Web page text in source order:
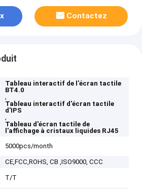
Contactez
Tableau interactif de l'écran tactile
BT4.0
,
Tableau interactif d'écran tactile
d'IPS
,
Tableau d'écran tactile de
l'affichage à cristaux liquides RJ45
5000pcs/month
CE,FCC,ROHS, CB ,ISO9000, CCC
T/T